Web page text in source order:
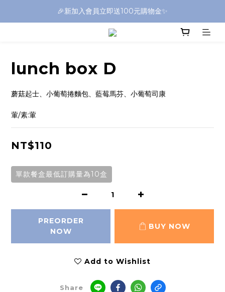
🎉新加入會員立即送100元購物金✨
lunch box D
蘑菇起士、小葡萄捲麵包、藍莓馬芬、小葡萄司康
葷/素:葷
NT$110
單款餐盒最低訂購量為10盒
PREORDER
NOW
BUY NOW
Add to Wishlist
Share